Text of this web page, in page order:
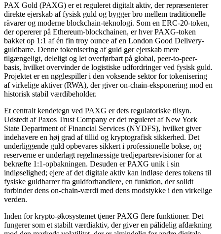
PAX Gold (PAXG) er et reguleret digitalt aktiv, der repræsenterer
direkte ejerskab af fysisk guld og bygger bro mellem traditionelle
råvarer og moderne blockchain-teknologi. Som en ERC-20-token,
der opererer på Ethereum-blockchainen, er hver PAXG-token
bakket op 1:1 af én fin troy ounce af en London Good Delivery-
guldbarre. Denne tokenisering af guld gør ejerskab mere
tilgængeligt, deleligt og let overførbart på global, peer-to-peer-
basis, hvilket overvinder de logistiske udfordringer ved fysisk guld.
Projektet er en nøglespiller i den voksende sektor for tokenisering
af virkelige aktiver (RWA), der giver on-chain-eksponering mod en
historisk stabil værdibeholder.
Et centralt kendetegn ved PAXG er dets regulatoriske tilsyn.
Udstedt af Paxos Trust Company er det reguleret af New York
State Department of Financial Services (NYDFS), hvilket giver
indehavere en høj grad af tillid og kryptografisk sikkerhed. Det
underliggende guld opbevares sikkert i professionelle bokse, og
reserverne er underlagt regelmæssige tredjepartsrevisioner for at
bekræfte 1:1-opbakningen. Desuden er PAXG unik i sin
indløselighed; ejere af det digitale aktiv kan indløse deres tokens til
fysiske guldbarrer fra guldforhandlere, en funktion, der solidt
forbinder dens on-chain-værdi med dens modstykke i den virkelige
verden.
Inden for krypto-økosystemet tjener PAXG flere funktioner. Det
fungerer som et stabilt værdiaktiv, der giver en pålidelig afdækning